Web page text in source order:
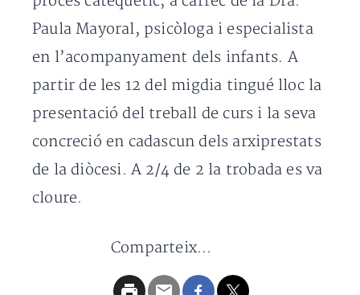
Paula Mayoral, psicòloga i especialista
en l’acompanyament dels infants. A
partir de les 12 del migdia tingué lloc la
presentació del treball de curs i la seva
concreció en cadascun dels arxiprestats
de la diòcesi. A 2/4 de 2 la trobada es va
cloure.
Comparteix...